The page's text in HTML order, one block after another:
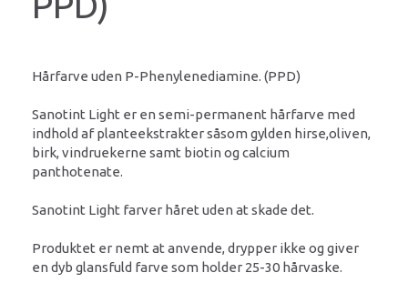
Hårfarve uden P-Phenylenediamine. (PPD)
Sanotint Light er en semi-permanent hårfarve med
indhold af planteekstrakter såsom gylden hirse,oliven,
birk, vindruekerne samt biotin og calcium
panthotenate.
Sanotint Light farver håret uden at skade det.
Produktet er nemt at anvende, drypper ikke og giver
en dyb glansfuld farve som holder 25-30 hårvaske.